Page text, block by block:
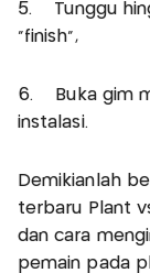
5. Tunggu
“finish”,
6. Buka gim
instalasi.
Demikianlah
terbaru Plant
dan cara
pemain pada